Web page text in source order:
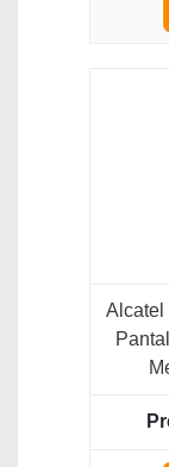
Alcatel